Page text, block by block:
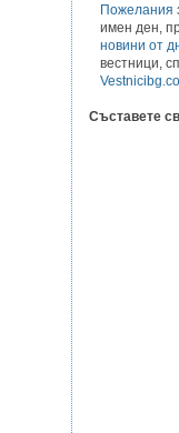
Пожелания
имен ден,
новини от
вестници,
Съставете